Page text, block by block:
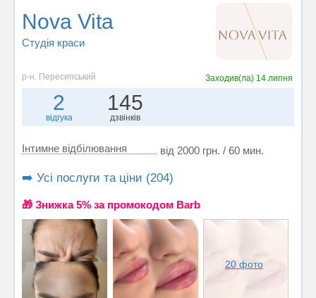
Nova Vita
Студія краси
р-н. Пересипський Заходив(ла) 14 липня
2
відгука
145
дзвінків
Інтимне відбілювання від 2000 грн. / 60 мин.
➡️ Усі послуги та ціни (204)
🎁 Знижка 5% за промокодом Barb
20 фото